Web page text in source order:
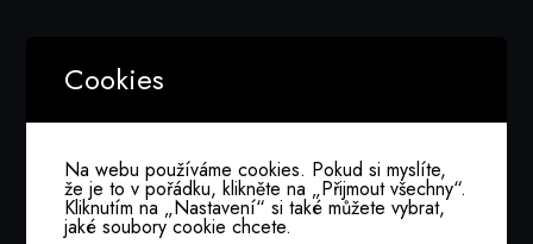
Cookies
Na webu používáme cookies. Pokud si myslíte,
že je to v pořádku, klikněte na „Přijmout všechny“.
Kliknutím na „Nastavení“ si také můžete vybrat,
jaké soubory cookie chcete.